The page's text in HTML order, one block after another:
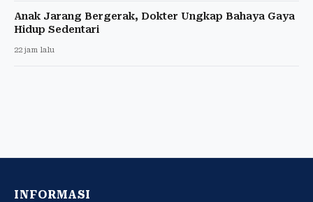
Anak Jarang Bergerak, Dokter Ungkap Bahaya Gaya
Hidup Sedentari
22 jam lalu
INFORMASI